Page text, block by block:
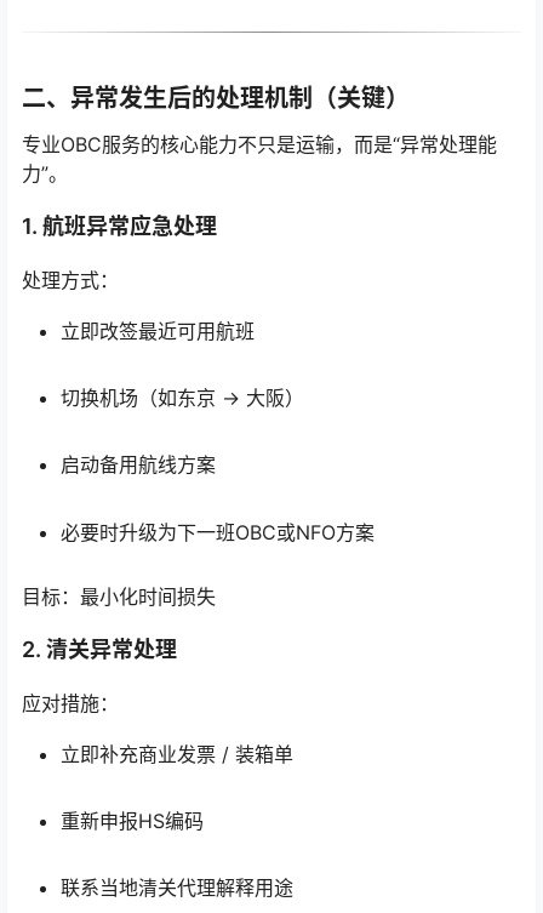
二、异常发生后的处理机制（关键）
专业OBC服务的核心能力不只是运输，而是“异常处理能
力”。
1. 航班异常应急处理
处理方式：
立即改签最近可用航班
切换机场（如东京 → 大阪）
启动备用航线方案
必要时升级为下一班OBC或NFO方案
目标：最小化时间损失
2. 清关异常处理
应对措施：
立即补充商业发票 / 装箱单
重新申报HS编码
联系当地清关代理解释用途